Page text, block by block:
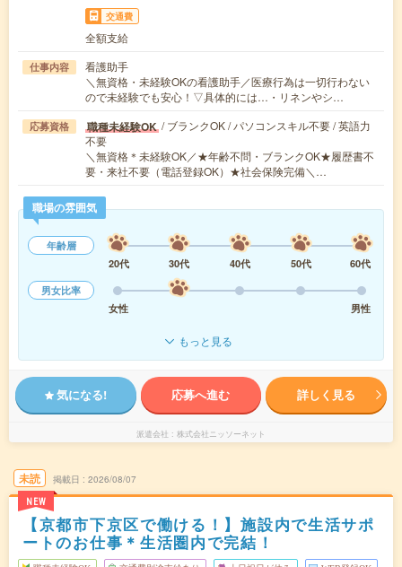
交通費
全額支給
仕事内容
看護助手
＼無資格・未経験OKの看護助手／医療行為は一切行わない
ので未経験でも安心！▽具体的には…・リネンやシ…
応募資格 職種未経験OK / ブランクOK / パソコンスキル不要 / 英語力
不要
＼無資格＊未経験OK／★年齢不問・ブランクOK★履歴書不
要・来社不要（電話登録OK）★社会保険完備＼…
職場の雰囲気
年齢層
20代
30代 40代 50代
60代
男女比率
女性
男性
もっと見る
気になる! 応募へ進む 詳しく見る
派遣会社 株式会社ニッソーネット
未読
NEW
掲載日 2026/08/07
【京都市下京区で働ける！】施設内で生活サポ
ートのお仕事＊生活圏内で完結！